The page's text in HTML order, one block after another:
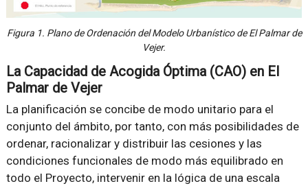
Figura 1. Plano de Ordenación del Modelo Urbanístico de El Palmar de
Vejer.
La Capacidad de Acogida Óptima (CAO) en El
Palmar de Vejer
La planificación se concibe de modo unitario para el
conjunto del ámbito, por tanto, con más posibilidades de
ordenar, racionalizar y distribuir las cesiones y las
condiciones funcionales de modo más equilibrado en
todo el Proyecto, intervenir en la lógica de una escala